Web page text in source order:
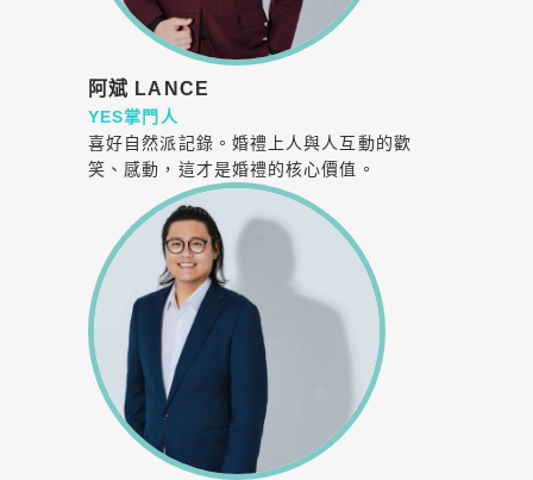
阿斌 LANCE
YES掌門人
喜好自然派記錄。婚禮上人與人互動的歡
笑、感動，這才是婚禮的核心價值。